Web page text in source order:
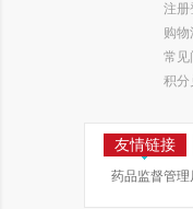
注册
购物
常见
积分
友情链接
药品监督管理